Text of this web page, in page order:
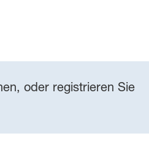
oder registrieren Sie